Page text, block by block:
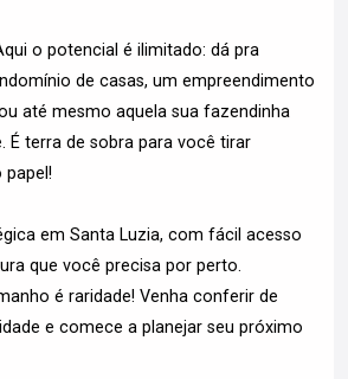
o potencial é ilimitado: dá pra
de casas, um empreendimento
até mesmo aquela sua fazendinha
É terra de sobra para você tirar
em Santa Luzia, com fácil acesso
que você precisa por perto.
é raridade! Venha conferir de
e comece a planejar seu próximo